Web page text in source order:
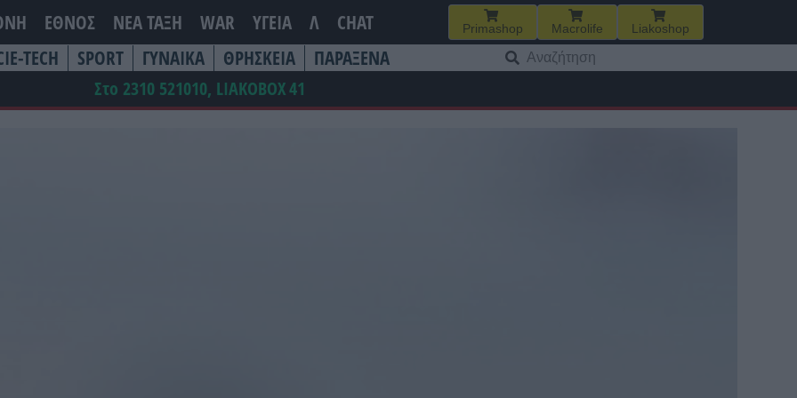
ΕΘΝΟΣ ΝΕΑ ΤΆΞΗ WAR ΥΓΕΙΑ Λ CHAT Primashop Macrolife Liakoshop
TECH SPORT ΓΥΝΑΙΚΑ ΘΡΗΣΚΕΙΑ ΠΑΡΑΞΕΝΑ
για:
Στο 2310 521010, LIAKOBOX41